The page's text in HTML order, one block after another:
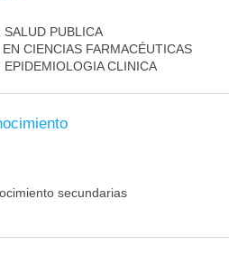
SALUD PUBLICA
CIENCIAS FARMACÉUTICAS
EPIDEMIOLOGIA CLINICA
secundarias